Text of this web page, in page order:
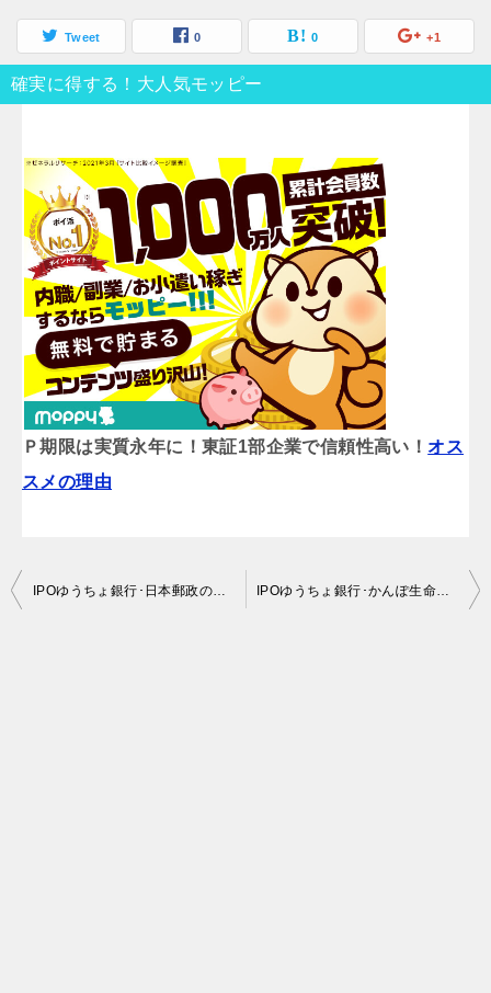
Tweet 0 0 +1
確実に得する！大人気モッピー
Ｐ期限は実質永年に！東証1部企業で信頼性高い！オス
スメの理由
投
IPOゆうちょ銀行･日本郵政のＢＢ20社完了した。大変ですが充実していて楽しいです。 IPOゆうちょ銀行･かんぽ生命いよいよ週明け抽選結果発表。凄い事になりそう。